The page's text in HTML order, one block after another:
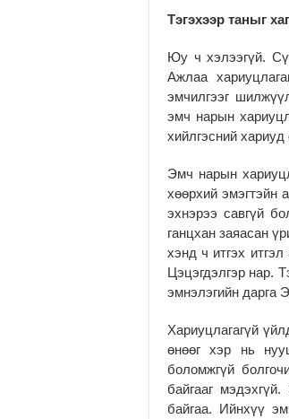
Тэгэхээр таныг
Юу ч хэлээгүй.
Ажлаа
эмчилгээг
эмч нарын
хийлгэсний
Эмч нарын
хөөрхий эмэгтэйн
эхнэрээ савгүй
ганцхан заяасан
хэнд ч итгэх
Цэцэгдэлгэр нар.
эмнэлэгийн дарга
Хариуцлагагүй
өнөөг хэр нь
боломжгүй
байгааг
байгаа. Ийнхүү